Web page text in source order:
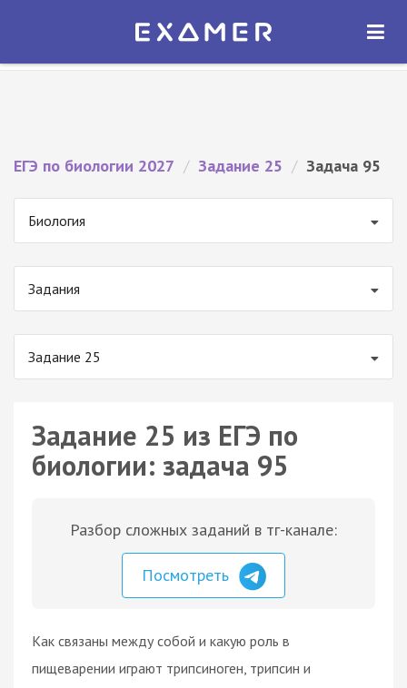
Экзамер — ЕГЭ 2027
ОТКРЫТЬ
ЕГЭ по биологии 2027 / Задание 25 / Задача 95
Биология
Задания
Задание 25
Задание 25 из ЕГЭ по
биологии: задача 95
Разбор сложных заданий в тг-канале:
Посмотреть
Как связаны между собой и какую роль в
пищеварении играют трипсиноген, трипсин и